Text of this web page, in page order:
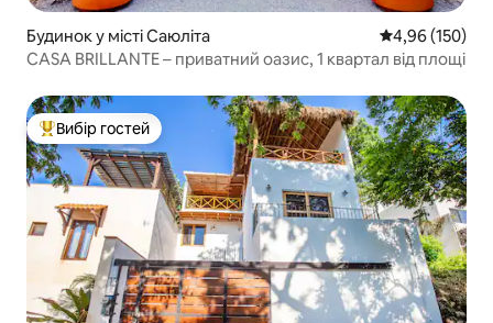
Будинок у місті Саюліта Середня
4,96 (150)
CASA BRILLANTE – приватний оазис, 1 квартал від площі
Топ вибір гостей
Вибір гостей